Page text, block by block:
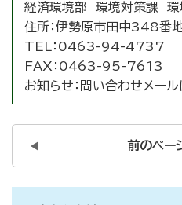
経済環境部 環境対策課 環
住所：伊勢原市田中348番
TEL： 0463-94-4737
FAX： 0463-95-7613
お知らせ： 問い合わせメール
前のペー